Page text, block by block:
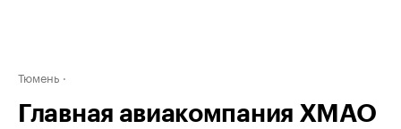
Тюмень
Главная авиакомпания ХМАО